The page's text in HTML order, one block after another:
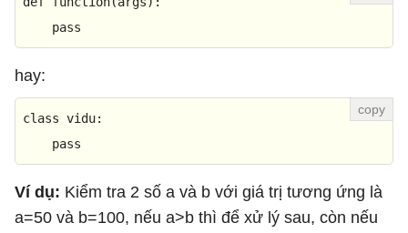
pass
hay:
class vidu:
pass
Ví dụ: Kiểm tra 2 số a và b với giá trị tương ứng là
a=50 và b=100, nếu a>b thì để xử lý sau, còn nếu